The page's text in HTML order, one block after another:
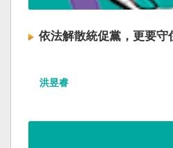
依法解散統促黨，更要守
洪昱睿